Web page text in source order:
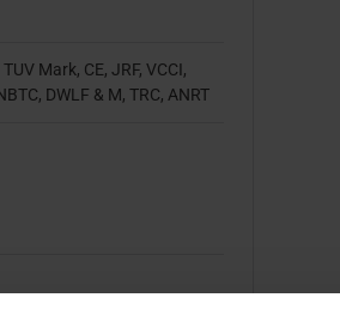
Mark, CE, JRF, VCCI,
DWLF & M, TRC, ANRT